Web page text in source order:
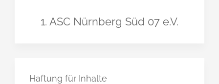
1. ASC Nürnberg Süd 07 e.V.
Haftung für Inhalte